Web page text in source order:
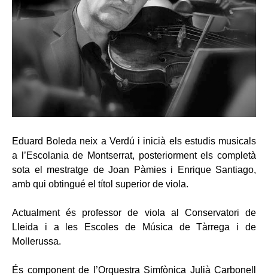
Eduard Boleda neix a Verdú i inicià els estudis musicals
a l’Escolania de Montserrat, posteriorment els completà
sota el mestratge de Joan Pàmies i Enrique Santiago,
amb qui obtingué el títol superior de viola.
Actualment és professor de viola al Conservatori de
Lleida i a les Escoles de Música de Tàrrega i de
Mollerussa.
És component de l’Orquestra Simfònica Julià Carbonell